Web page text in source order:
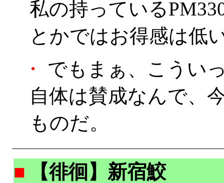
私の持っている
とかではお得感は低
・
でもまぁ、こうい
自体は賛成なんで、
ものだ。
■
【徘徊】新宿鮫